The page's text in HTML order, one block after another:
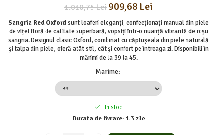
1.010,75 Lei 909,68 Lei
Sangria Red Oxfordsunt loaferi eleganți, confecționați manual din piele
de vițel floră de calitate superioară, vopsiți într-o nuanță vibrantă de roșu
sangria. Designul clasic Oxford, combinat cu căptușeala din piele naturală
și talpa din piele, oferă atât stil, cât și confort pe întreaga zi. Disponibili în
mărimi de la 39 la 45.
Marime:
In stoc
Durata de livrare: 1-3 zile